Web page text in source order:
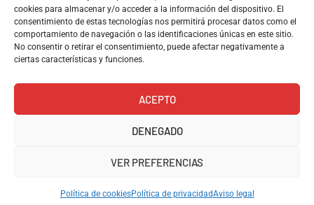
cookies para almacenar y/o acceder a la información del dispositivo. El
consentimiento de estas tecnologías nos permitirá procesar datos como el
comportamiento de navegación o las identificaciones únicas en este sitio.
No consentir o retirar el consentimiento, puede afectar negativamente a
ciertas características y funciones.
ACEPTO
DENEGADO
VER PREFERENCIAS
Política de cookiesPolítica de privacidadAviso legal
PAYPAL
Aviso legal
Política de cookies (UE)
info@kioskoh.com
14:30
Barcelona: tus